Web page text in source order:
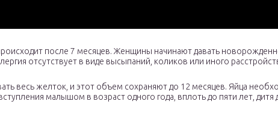
после 7 месяцев. Женщины начинают давать
отсутствует в виде высыпаний, коликов или иного
весь желток, и этот объем сохраняют до 12 месяцев. Яйца
малышом в возраст одного года, вплоть до пяти лет,